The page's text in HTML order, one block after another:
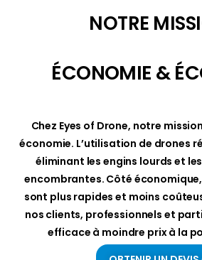
NOTRE
ÉCONOMIE &
Chez Eyes of Drone, notre
économie. L’utilisation de drones
éliminant les engins lourds et
encombrantes. Côté
sont plus rapides et moins
nos clients, professionnels et
efficace à moindre prix à la